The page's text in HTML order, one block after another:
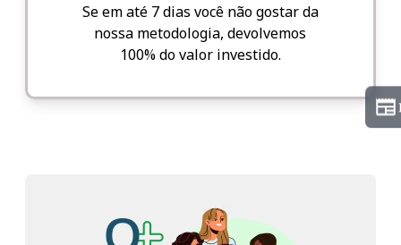
Se em até 7 dias você não gostar da
nossa metodologia, devolvemos
100% do valor investido.